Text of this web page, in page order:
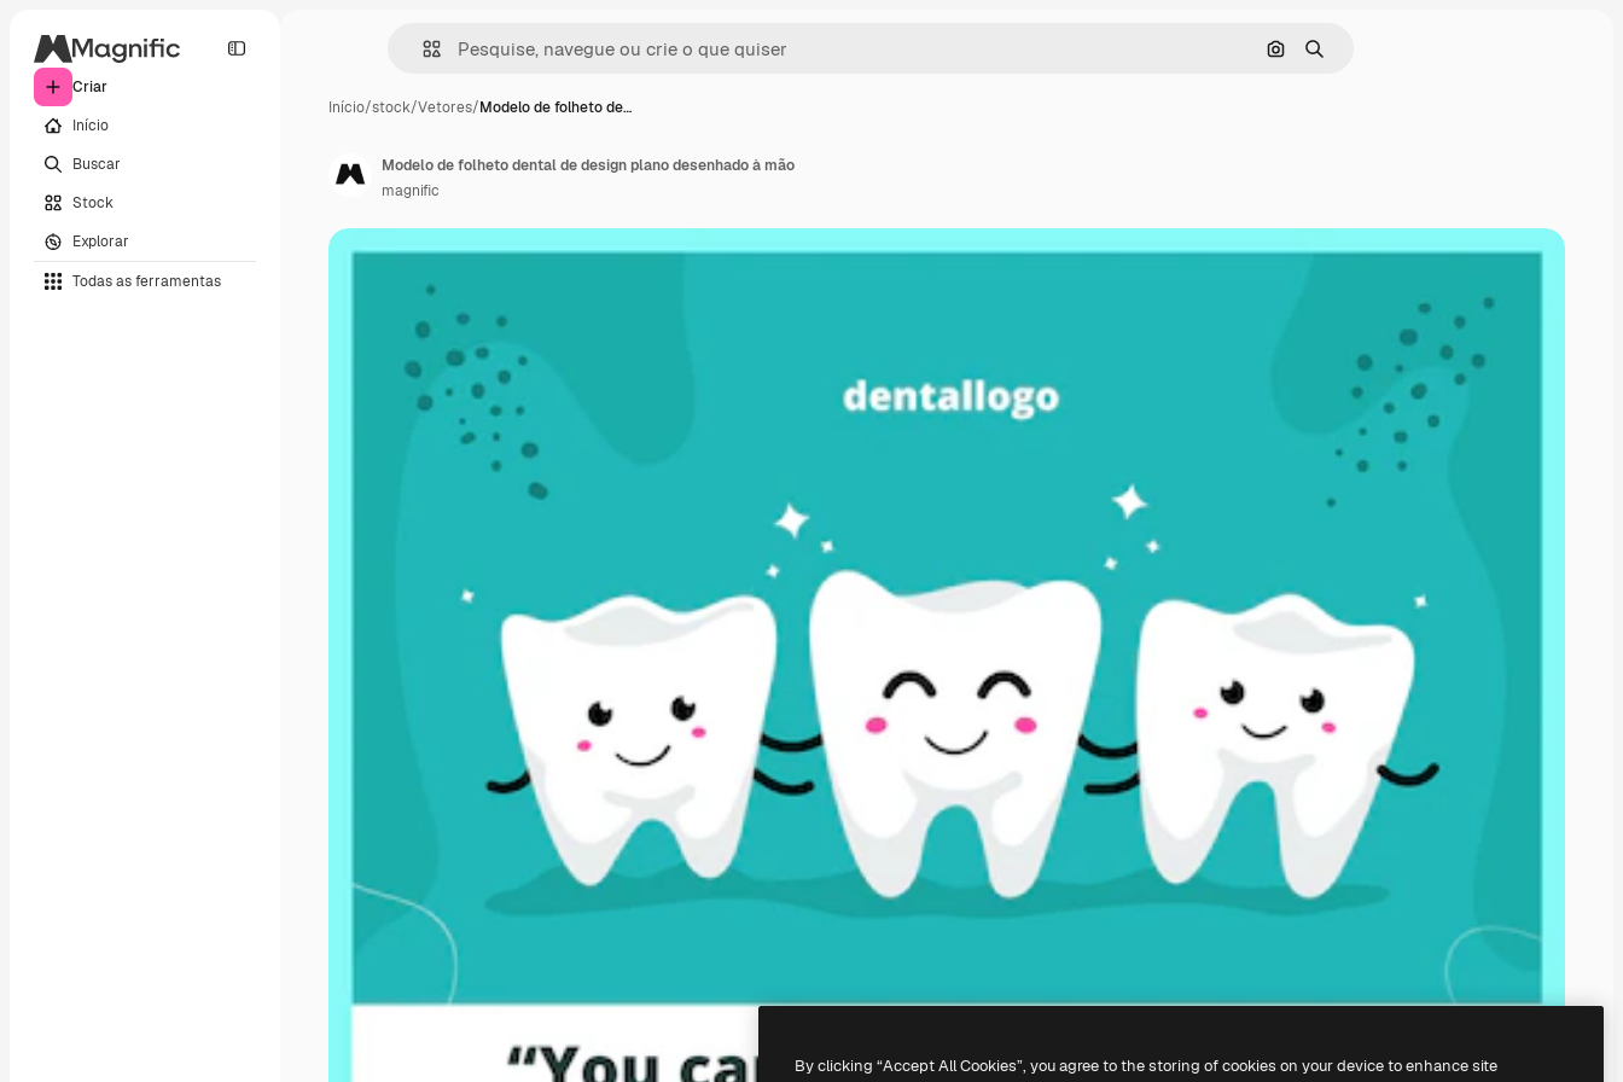
Criar
Início
Buscar
Stock
Explorar
Todas as ferramentas
Pesquisar por imagem
Buscar
Início/stock/Vetores/Modelo de folheto de…
Modelo de folheto dental de design plano desenhado à mão
magnific
By clicking “Accept All Cookies”, you agree to the storing of cookies on your device to enhance site